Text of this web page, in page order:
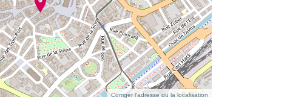
Corriger l’adresse ou la localisation